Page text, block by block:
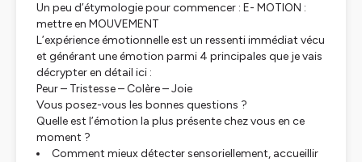
Un peu d’étymologie pour commencer : E- MOTION :
mettre en MOUVEMENT
L’expérience émotionnelle est un ressenti immédiat vécu
et générant une émotion parmi 4 principales que je vais
décrypter en détail ici :
Peur – Tristesse – Colère – Joie
Vous posez-vous les bonnes questions ?
Quelle est l’émotion la plus présente chez vous en ce
moment ?
Comment mieux détecter sensoriellement, accueillir